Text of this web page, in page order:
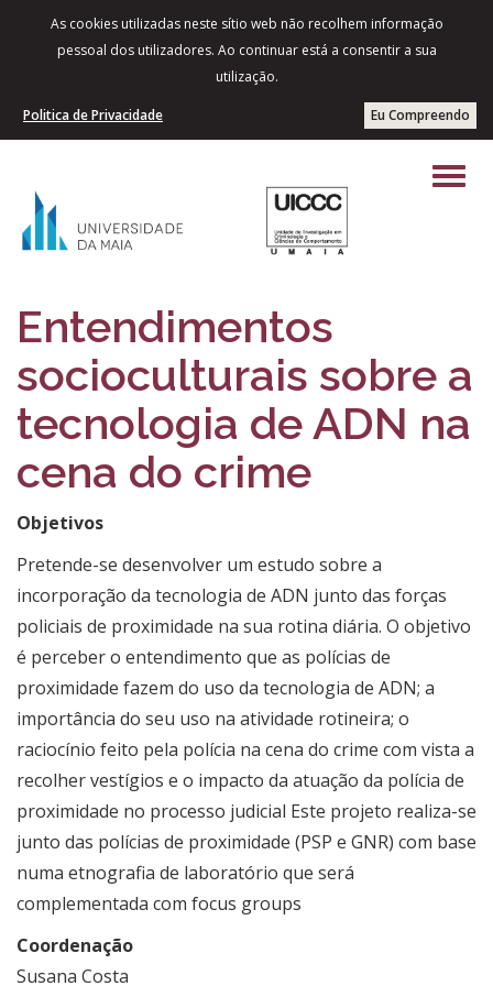
As cookies utilizadas neste sítio web não recolhem informação
pessoal dos utilizadores. Ao continuar está a consentir a sua
utilização.
Eu Compreendo
Politica de Privacidade
Entendimentos
socioculturais sobre a
tecnologia de ADN na
cena do crime
​Objetivos
Pretende-se desenvolver um estudo sobre a
incorporação da tecnologia de ADN junto das forças
policiais de proximidade na sua rotina diária. O objetivo
é perceber o entendimento que as polícias de
proximidade fazem do uso da tecnologia de ADN; a
importância do seu uso na atividade rotineira; o
raciocínio feito pela polícia na cena do crime com vista a
recolher vestígios e o impacto da atuação da polícia de
proximidade no processo judicial Este projeto realiza-se
junto das polícias de proximidade (PSP e GNR) com base
numa etnografia de laboratório que será
complementada com focus groups
Coordenação
Susana Costa